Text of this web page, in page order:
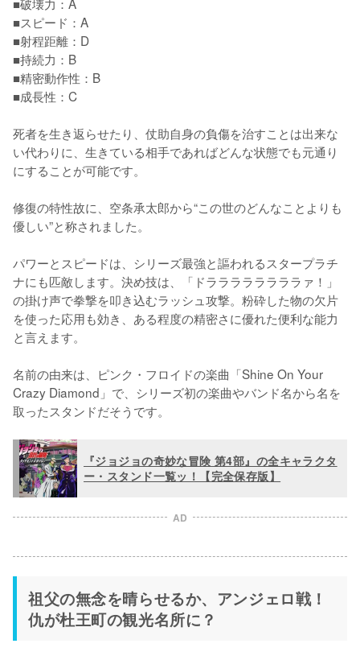
■スピード：A
■射程距離：D
■持続力：B
■精密動作性：B
■成長性：C
死者を生き返らせたり、仗助自身の負傷を治すことは出来な
い代わりに、生きている相手であればどんな状態でも元通り
にすることが可能です。
修復の特性故に、空条承太郎から“この世のどんなことよりも
優しい”と称されました。
パワーとスピードは、シリーズ最強と謳われるスタープラチ
ナにも匹敵します。決め技は、「ドララララララララァ！」
の掛け声で拳撃を叩き込むラッシュ攻撃。粉砕した物の欠片
を使った応用も効き、ある程度の精密さに優れた便利な能力
と言えます。
名前の由来は、ピンク・フロイドの楽曲「Shine On Your
Crazy Diamond」で、シリーズ初の楽曲やバンド名から名を
取ったスタンドだそうです。
『ジョジョの奇妙な冒険 第4部』の全キャラクタ
ー・スタンド一覧ッ！【完全保存版】
AD
祖父の無念を晴らせるか、アンジェロ戦！
仇が杜王町の観光名所に？